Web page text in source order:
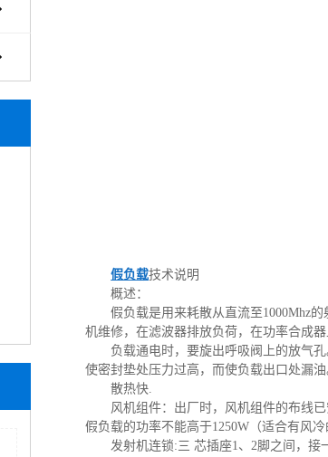
假负载技术说明
概述：
假负载是用来耗散从直流至1000Mhz
机维修，在滤波器排放负荷，在功率合成
负载通电时，要旋出呼吸阀上的放气
使密封垫处压力过高，而使负载出口处漏
散热快.
风机组件：出厂时，风机组件的布线
假负载的功率不能高于1250W（适合有风冷
发射机连锁:三 芯插座1、2脚之间，